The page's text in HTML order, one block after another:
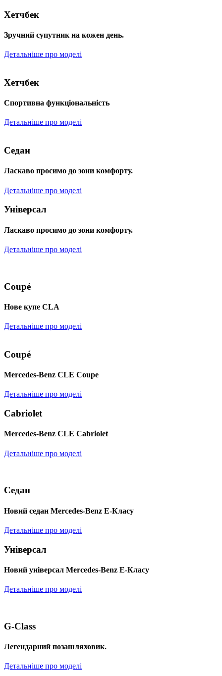
Хетчбек
Зручний супутник на кожен день.
Детальніше про моделі
Хетчбек
Спортивна функціональність
Детальніше про моделі
Седан
Ласкаво просимо до зони комфорту.
Детальніше про моделі
Універсал
Ласкаво просимо до зони комфорту.
Детальніше про моделі
Coupé
Нове купе CLA
Детальніше про моделі
Coupé
Mercedes-Benz CLE Coupe
Детальніше про моделі
Cabriolet
Mercedes-Benz CLE Cabriolet
Детальніше про моделі
Седан
Новий седан Mercedes-Benz Е-Класу
Детальніше про моделі
Універсал
Новий універсал Mercedes-Benz E-Класу
Детальніше про моделі
G-Class
Легендарний позашляховик.
Детальніше про моделі